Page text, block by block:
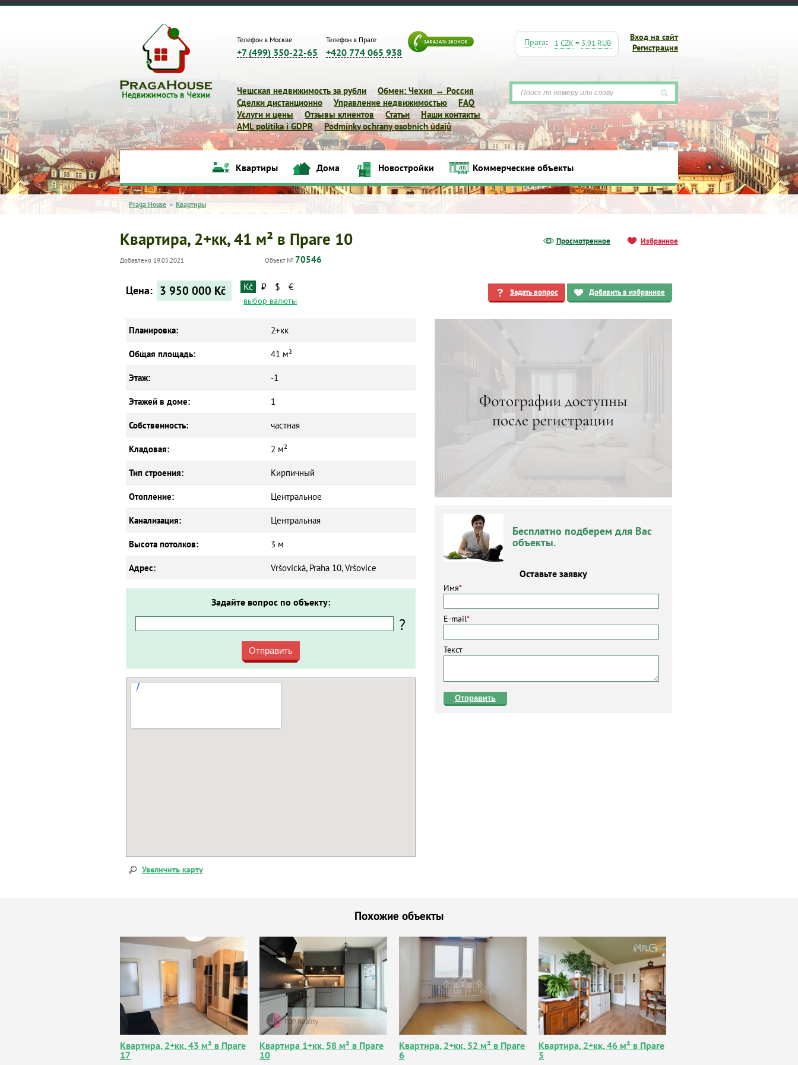
Телефон в Москве
+7 (499) 350-22-65
Телефон в Праге
+420 774 065 938
Вход на сайт
Регистрация
Прага: 1 CZK= 3.91 RUB
Чешская недвижимость за рубли
Обмен: Чехия ↔ Россия
Сделки дистанционно
Управление недвижимостью
FAQ
Услуги и цены
Отзывы клиентов Статьи
Наши контакты
AML politika i GDPR
Podmínky ochrany osobních údajů
Квартиры Дома Новостройки Коммерческие объекты
Квартиры Дома Новостройки Коммерческие объекты
Praga House > Квартиры
Просмотренное Избранное
Квартира, 2+кк, 41 м² в Праге 10
Добавлено 19.05.2021 Объект № 70546
Задать вопрос Добавить в избранное
Бесплатно подберем для Вас
объекты.
Оставьте заявку
Имя*
E-mail*
Текст
Отправить
Цена: 3 950 000 Kč Kč ₽ $ €
выбор валюты
Планировка: 2+кк
Общая площадь: 41 м²
Этаж: -1
Этажей в доме: 1
Собственность: частная
Кладовая: 2 м²
Тип строения: Кирпичный
Отопление: Центральное
Канализация: Центральная
Высота потолков: 3 м
Адрес: Vršovická, Praha 10, Vršovice
Задайте вопрос по объекту:
?
Отправить
Увеличить карту
Похожие объекты
Квартира, 2+кк, 43 м² в Праге
17
Квартира 1+кк, 58 м² в Праге
10
Квартира, 2+кк, 52 м² в Праге
6
Квартира, 2+кк, 46 м² в Праге
5